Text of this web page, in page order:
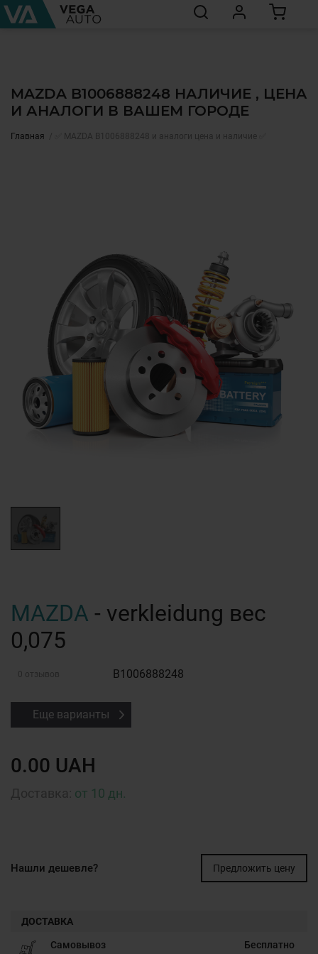
MAZDA B1006888248 НАЛИЧИЕ , ЦЕНА
И АНАЛОГИ В ВАШЕМ ГОРОДЕ
Главная ✅ MAZDA B1006888248 и аналоги цена и наличие ✅
MAZDA - verkleidung вес
0,075
0 отзывов B1006888248
Еще варианты
0.00 UAH
от 10 дн.
Нашли дешевле? Предложить цену
ДОСТАВКА
Самовывоз Бесплатно